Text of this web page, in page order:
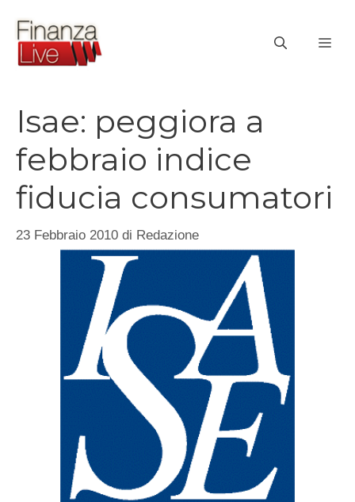
contenuto
Isae: peggiora a
febbraio indice
fiducia consumatori
23 Febbraio 2010 di Redazione